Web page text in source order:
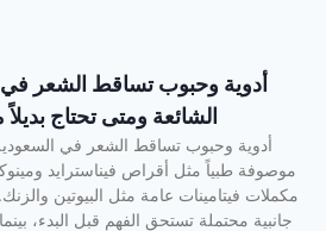
أدوية وحبوب تساقط الشعر في
الشائعة ومتى تحتاج
أدوية وحبوب تساقط الشعر في
موصوفة طبياً مثل أقراص فيناسترايد
مكملات فيتامينات عامة مثل البيوتين
جانبية محتملة تستحق الفهم قبل البدء،